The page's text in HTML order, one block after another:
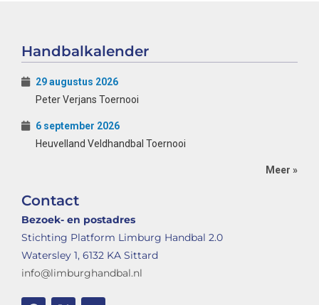
Handbalkalender
29 augustus 2026
Peter Verjans Toernooi
6 september 2026
Heuvelland Veldhandbal Toernooi
Meer »
Contact
Bezoek- en postadres
Stichting Platform Limburg Handbal 2.0
Watersley 1, 6132 KA Sittard
info@limburghandbal.nl